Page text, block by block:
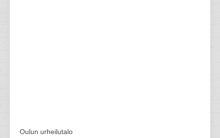
Oulun urheilutalo